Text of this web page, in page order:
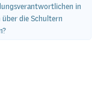
Betriebe
in
über die Schultern